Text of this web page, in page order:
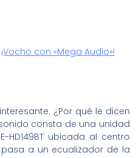
¡Vocho con «Mega Audio»!
¿Por qué le dicen
consta de una unidad
HD149BT ubicada al centro
a un ecualizador de la